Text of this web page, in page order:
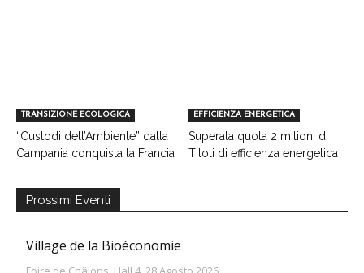
TRANSIZIONE ECOLOGICA
“Custodi dell’Ambiente” dalla
Campania conquista la Francia
EFFICIENZA ENERGETICA
Superata quota 2 milioni di
Titoli di efficienza energetica
Prossimi Eventi
Village de la Bioéconomie